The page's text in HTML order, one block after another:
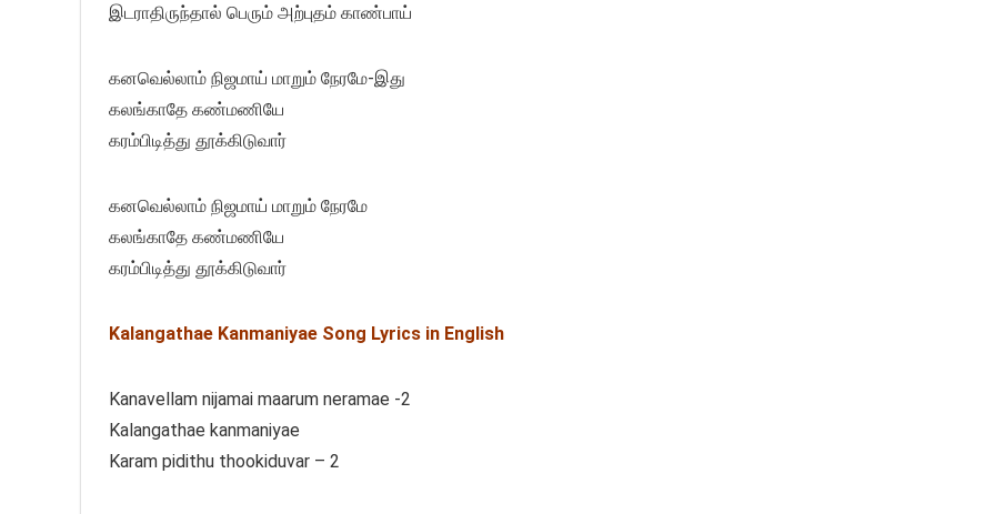
இடராதிருந்தால் பெரும் அற்புதம் காண்பாய்
கனவெல்லாம் நிஜமாய் மாறும் நேரமே-இது
கலங்காதே கண்மணியே
கரம்பிடித்து தூக்கிடுவார்
கனவெல்லாம் நிஜமாய் மாறும் நேரமே
கலங்காதே கண்மணியே
கரம்பிடித்து தூக்கிடுவார்
Kalangathae Kanmaniyae Song Lyrics in English
Kanavellam nijamai maarum neramae -2
Kalangathae kanmaniyae
Karam pidithu thookiduvar – 2